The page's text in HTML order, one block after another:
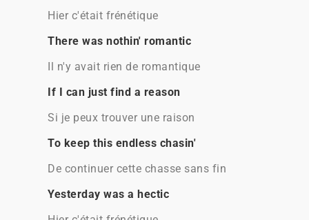
Hier c'était frénétique
There was nothin' romantic
Il n'y avait rien de romantique
If I can just find a reason
Si je peux trouver une raison
To keep this endless chasin'
De continuer cette chasse sans fin
Yesterday was a hectic